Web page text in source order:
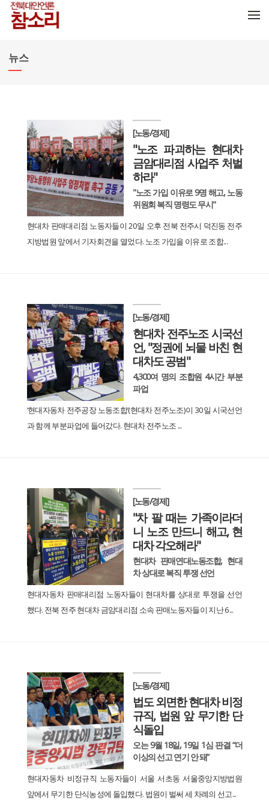
뉴스
[노동/경제]
"노조 파괴하는 현대차
금암대리점 사업주 처벌
하라"
"노조 가입 이유로 9명 해고, 노동
위원회 복직 명령도 무시"
현대차 판매대리점 노동자들이 20일 오후 전북 전주시 덕진동 전주
지방법원 앞에서 기자회견을 열었다. 노조 가입을 이유로 조합...
[노동/경제]
현대차 전주노조 시국선
언, "정권에 뇌물 바친 현
대차도 공범"
4,300여 명의 조합원 4시간 부분
파업
‘현대자동차 전주공장 노동조합’(현대차 전주노조)이 30일 시국선언
과 함께 부분파업에 들어갔다. 현대차 전주노조 ...
[노동/경제]
"차 팔 때는 가족이라더
니 노조 만드니 해고, 현
대차 각오해라"
현대차 판매연대노동조합, 현대
차 상대로 복직 투쟁 선언
현대자동차 판매대리점 노동자들이 현대차를 상대로 투쟁을 선언
했다. 전북 전주 현대차 금암대리점 소속 판매노동자들이 지난 6...
[노동/경제]
법도 외면한 현대차 비정
규직, 법원 앞 무기한 단
식돌입
오는 9월 18일, 19일 1심 판결 “더
이상의 선고 연기 안 돼”
현대자동차 비정규직 노동자들이 서울 서초동 서울중앙지방법원
앞에서 무기한 단식농성에 돌입했다. 법원이 벌써 세 차례의 선고...